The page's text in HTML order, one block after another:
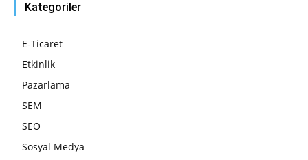
Kategoriler
E-Ticaret
Etkinlik
Pazarlama
SEM
SEO
Sosyal Medya